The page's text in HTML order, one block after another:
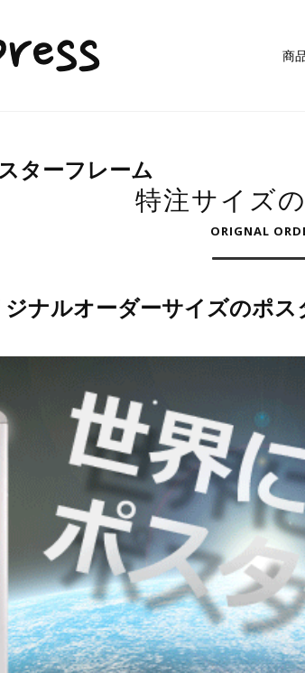
商
ターフレーム
特注サイズ
ORIGNAL
ナルオーダーサイズのポス